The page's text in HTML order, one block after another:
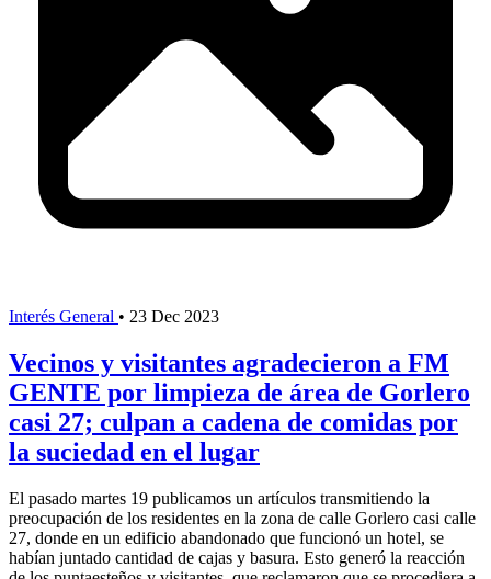
Interés General • 23 Dec 2023
Vecinos y visitantes agradecieron a FM
GENTE por limpieza de área de Gorlero
casi 27; culpan a cadena de comidas por
la suciedad en el lugar
El pasado martes 19 publicamos un artículos transmitiendo la
preocupación de los residentes en la zona de calle Gorlero casi calle
27, donde en un edificio abandonado que funcionó un hotel, se
habían juntado cantidad de cajas y basura. Esto generó la reacción